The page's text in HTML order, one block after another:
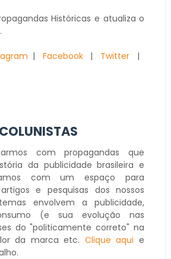
Históricas e atualiza o
| Facebook| Twitter |
com propagandas que
da publicidade brasileira e
com um espaço para
e pesquisas dos nossos
envolvem a publicidade,
(e sua evolução nas
do "politicamente correto" na
da marca etc. Clique aqui e